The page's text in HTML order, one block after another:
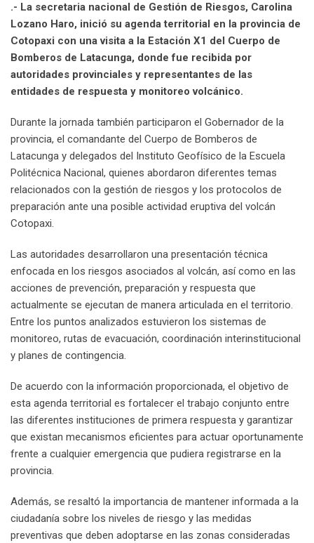
.- La secretaria nacional de Gestión de Riesgos, Carolina
Lozano Haro, inició su agenda territorial en la provincia de
Cotopaxi con una visita a la Estación X1 del Cuerpo de
Bomberos de Latacunga, donde fue recibida por
autoridades provinciales y representantes de las
entidades de respuesta y monitoreo volcánico.
Durante la jornada también participaron el Gobernador de la
provincia, el comandante del Cuerpo de Bomberos de
Latacunga y delegados del Instituto Geofísico de la Escuela
Politécnica Nacional, quienes abordaron diferentes temas
relacionados con la gestión de riesgos y los protocolos de
preparación ante una posible actividad eruptiva del volcán
Cotopaxi.
Las autoridades desarrollaron una presentación técnica
enfocada en los riesgos asociados al volcán, así como en las
acciones de prevención, preparación y respuesta que
actualmente se ejecutan de manera articulada en el territorio.
Entre los puntos analizados estuvieron los sistemas de
monitoreo, rutas de evacuación, coordinación interinstitucional
y planes de contingencia.
De acuerdo con la información proporcionada, el objetivo de
esta agenda territorial es fortalecer el trabajo conjunto entre
las diferentes instituciones de primera respuesta y garantizar
que existan mecanismos eficientes para actuar oportunamente
frente a cualquier emergencia que pudiera registrarse en la
provincia.
Además, se resaltó la importancia de mantener informada a la
ciudadanía sobre los niveles de riesgo y las medidas
preventivas que deben adoptarse en las zonas consideradas